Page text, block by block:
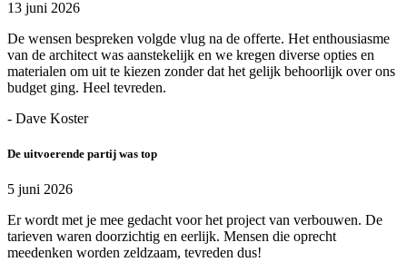
13 juni 2026
De wensen bespreken volgde vlug na de offerte. Het enthousiasme
van de architect was aanstekelijk en we kregen diverse opties en
materialen om uit te kiezen zonder dat het gelijk behoorlijk over ons
budget ging. Heel tevreden.
- Dave Koster
De uitvoerende partij was top
5 juni 2026
Er wordt met je mee gedacht voor het project van verbouwen. De
tarieven waren doorzichtig en eerlijk. Mensen die oprecht
meedenken worden zeldzaam, tevreden dus!